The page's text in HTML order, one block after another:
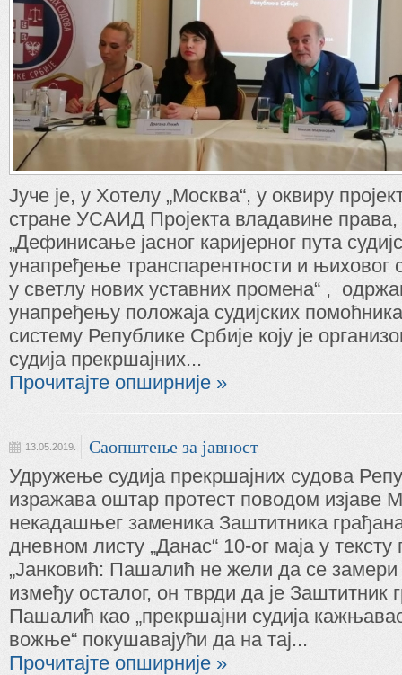
Јуче је, у Хотелу „Москва“, у оквиру
стране УСАИД Пројекта владавине
„Дефинисање јасног каријерног пута
унапређење транспарентности и њиховог
у светлу нових уставних промена“ ,
унапређењу положаја судијских
систему Републике Србије коју је
судија прекршајних...
Прочитајте опширније »
13.05.2019. Саопштење за јавност
Удружење судија прекршајних судова
изражава оштар протест поводом изјаве
некадашњег заменика Заштитника
дневном листу „Данас“ 10-ог маја у
„Јанковић: Пашалић не жели да се замери
између осталог, он тврди да је Заштитник
Пашалић као „прекршајни судија
вожње“ покушавајући да на тај...
Прочитајте опширније »